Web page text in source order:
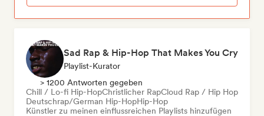
Sad Rap & Hip-Hop That Makes You Cry
Playlist-Kurator
> 1200 Antworten gegeben
Chill / Lo-fi Hip-HopChristlicher RapCloud Rap / Hip Hop
Deutschrap/German Hip-HopHip-Hop
Künstler zu meinen einflussreichen Playlists hinzufügen